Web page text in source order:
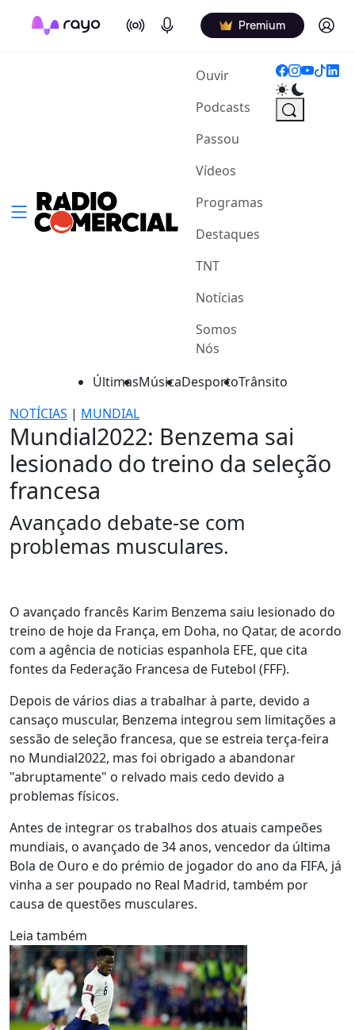
On Air Podcasts Premium Log in
Ouvir(current)
Podcasts
Passou
Vídeos
Programas
Destaques
TNT
Notícias
Somos
Nós
ÚltimasMúsicaDesportoTrânsito
NOTÍCIAS | MUNDIAL
Mundial2022: Benzema sai
lesionado do treino da seleção
francesa
Avançado debate-se com
problemas musculares.
O avançado francês Karim Benzema saiu lesionado do
treino de hoje da França, em Doha, no Qatar, de acordo
com a agência de noticias espanhola EFE, que cita
fontes da Federação Francesa de Futebol (FFF).
Depois de vários dias a trabalhar à parte, devido a
cansaço muscular, Benzema integrou sem limitações a
sessão de seleção francesa, que se estreia terça-feira
no Mundial2022, mas foi obrigado a abandonar
"abruptamente" o relvado mais cedo devido a
problemas físicos.
Antes de integrar os trabalhos dos atuais campeões
mundiais, o avançado de 34 anos, vencedor da última
Bola de Ouro e do prémio de jogador do ano da FIFA, já
vinha a ser poupado no Real Madrid, também por
causa de questões musculares.
Leia também